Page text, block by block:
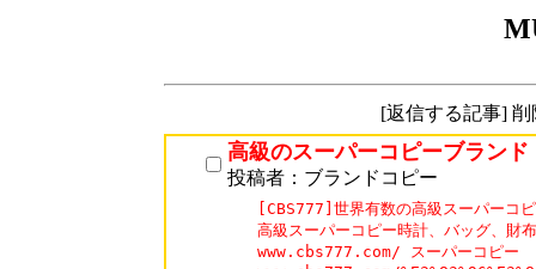
[返信する記事]
高級のスーパーコピーブランド
投稿者：ブランドコピー
[CBS777]世界有数の高級スーパーコ
高級スーパーコピー時計、バッグ、財
www.cbs777.com/ スーパーコピー